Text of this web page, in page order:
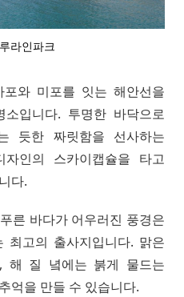
라인파크
포와 미포를 잇는 해안선을
입니다. 투명한 바닥으로
듯한 짜릿함을 선사하는
인의 스카이캡슐을 타고
다.
른 바다가 어우러진 풍경은
최고의 출사지입니다. 맑은
해 질 녘에는 붉게 물드는
억을 만들 수 있습니다.